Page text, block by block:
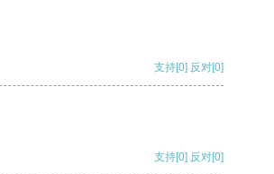
支持[0] 反对[0]
支持[0] 反对[0]